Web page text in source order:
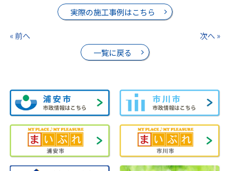
実際の施工事例はこちら
« 前へ
一覧に戻る
次へ »